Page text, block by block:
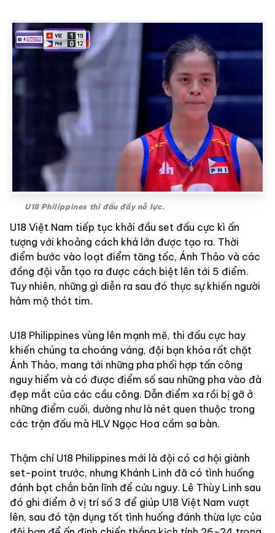
U18 Philippines thi đấu đầy nỗ lực.
U18 Việt Nam tiếp tục khởi đầu set đấu cực kì ấn
tượng với khoảng cách khá lớn được tạo ra. Thời
điểm bước vào loạt điểm tăng tốc, Ánh Thảo và các
đồng đội vẫn tạo ra được cách biệt lên tới 5 điểm.
Tuy nhiên, những gì diễn ra sau đó thực sự khiến người
hâm mộ thót tim.
U18 Philippines vùng lên mạnh mẽ, thi đấu cực hay
khiến chúng ta choáng váng, đội bạn khóa rất chặt
Ánh Thảo, mang tới những pha phối hợp tấn công
nguy hiểm và có được điểm số sau những pha vào đà
đẹp mắt của các cầu công. Dẫn điểm xa rồi bị gỡ ở
những điểm cuối, dường như là nét quen thuộc trong
các trận đấu mà HLV Ngọc Hoa cầm sa bàn.
Thậm chí U18 Philippines mới là đội có cơ hội giành
set-point trước, nhưng Khánh Linh đã có tình huống
đánh bạt chắn bản lĩnh để cứu nguy. Lê Thùy Linh sau
đó ghi điểm ở vị trí số 3 để giúp U18 Việt Nam vượt
lên, sau đó tận dụng tốt tình huống đánh thừa lực của